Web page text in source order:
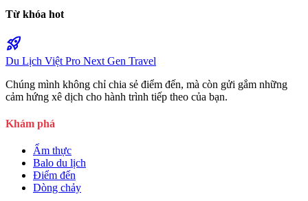
Từ khóa hot
rocket_launch
Du Lịch Việt Pro Next Gen Travel
Chúng mình không chỉ chia sẻ điểm đến, mà còn gửi gắm những
cảm hứng xê dịch cho hành trình tiếp theo của bạn.
Khám phá
Ẩm thực
Balo du lịch
Điểm đến
Dòng chảy